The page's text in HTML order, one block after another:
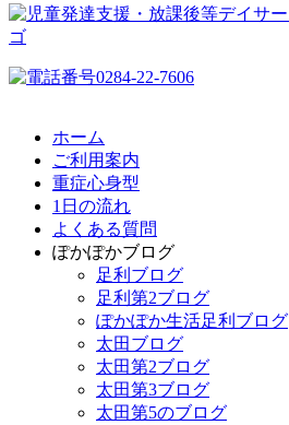
ホーム
ご利用案内
重症心身型
1日の流れ
よくある質問
ぽかぽかブログ
足利ブログ
足利第2ブログ
ぽかぽか生活足利ブログ
太田ブログ
太田第2ブログ
太田第3ブログ
太田第5のブログ